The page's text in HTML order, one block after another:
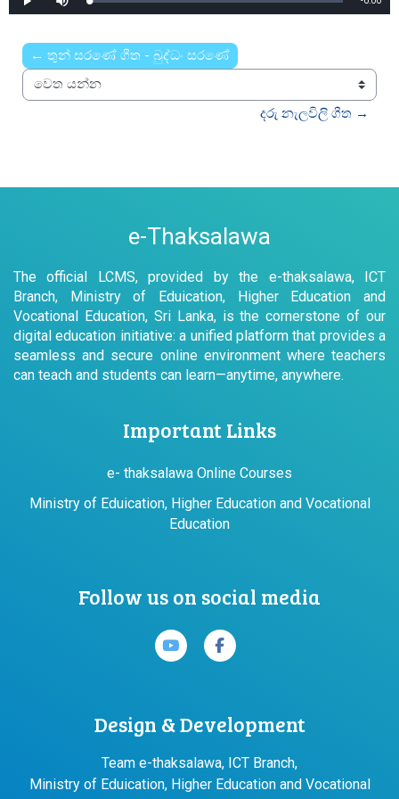
Play Mute Loaded:
0%
← තුන් සරණේ ගීත - බුද්ධං සරණේ
වෙත යන්න
දරු නැලවිලි ගීත →
e-Thaksalawa
The official LCMS, provided by the e-thaksalawa, ICT
Branch, Ministry of Eduication, Higher Education and
Vocational Education, Sri Lanka, is the cornerstone of our
digital education initiative: a unified platform that provides a
seamless and secure online environment where teachers
can teach and students can learn—anytime, anywhere.
Important Links
e- thaksalawa Online Courses
Ministry of Eduication, Higher Education and Vocational
Education
Follow us on social media
Design & Development
Team e-thaksalawa, ICT Branch,
Ministry of Eduication, Higher Education and Vocational